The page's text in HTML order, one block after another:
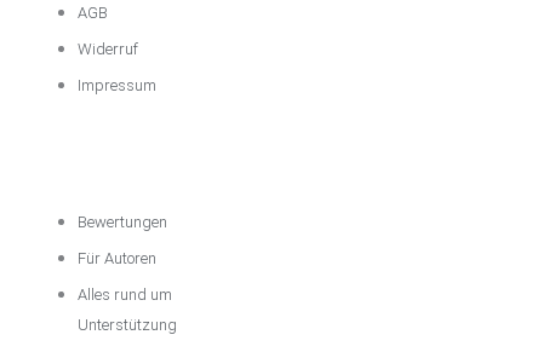
AGB
Widerruf
Impressum
Bewertungen
Für Autoren
Alles rund um
Unterstützung